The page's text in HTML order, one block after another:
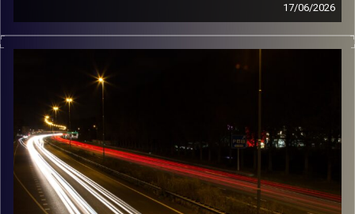
17/06/2026
מוזיקה שתלווה אותנו אחרי יום עבודה ארוך ותחזיר אותנו
הביתה בשלום עם נועה טרייטל
קרדיט תמונות: